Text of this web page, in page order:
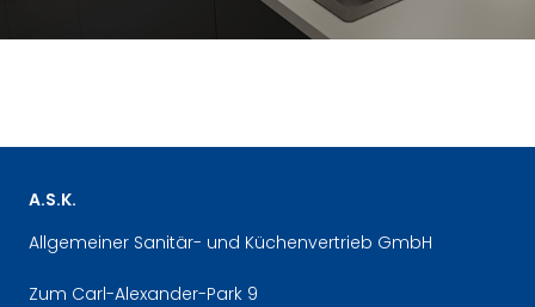
A.S.K.
Allgemeiner Sanitär- und Küchenvertrieb GmbH
Zum Carl-Alexander-Park 9